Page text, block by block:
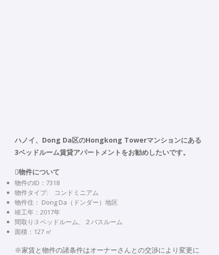
ハノイ、Dong Da区のHongkong Towerマンションにある
3ベッドルーム賃貸アパートメントをお勧めしたいです。
物件について
物件のID：7318
物件タイプ: コンドミニアム
物件住： Dong Da（ドンダー）地区
竣工年：2017年
間取り:3 ベッドルーム、２バスルーム
面積：127 ㎡
※家賃と物件の諸条件はオーナーさんとの交渉により変更に